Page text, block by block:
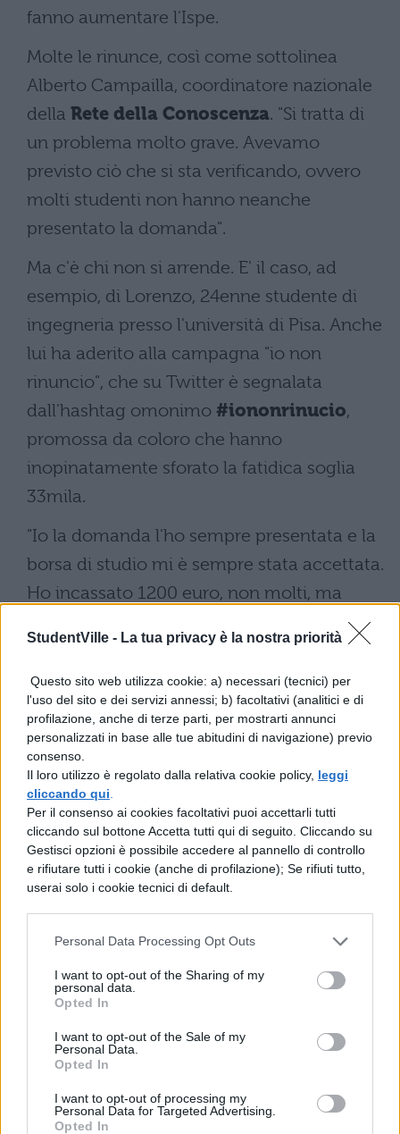
StudentVille - La tua privacy è la nostra priorità
Questo sito web utilizza cookie: a) necessari (tecnici) per
l'uso del sito e dei servizi annessi; b) facoltativi (analitici e di
profilazione, anche di terze parti, per mostrarti annunci
personalizzati in base alle tue abitudini di navigazione) previo
consenso.
Il loro utilizzo è regolato dalla relativa cookie policy, leggi
cliccando qui
Per il consenso ai cookies facoltativi puoi accettarli tutti
cliccando sul bottone Accetta tutti qui di seguito. Cliccando su
Gestisci opzioni è possibile accedere al pannello di controllo
e rifiutare tutti i cookie (anche di profilazione); Se rifiuti tutto,
userai solo i cookie tecnici di default.
Personal Data Processing Opt Outs
I want to opt-out of the Sharing of my
personal data.
Opted In
I want to opt-out of the Sale of my
Personal Data.
Opted In
I want to opt-out of processing my
Personal Data for Targeted Advertising.
Opted In
fanno aumentare l'Ispe.
Molte le rinunce, così come sottolinea
Alberto Campailla, coordinatore nazionale
della Rete della Conoscenza. "Si tratta di
un problema molto grave. Avevamo
previsto ciò che si sta verificando, ovvero
molti studenti non hanno neanche
presentato la domanda".
Ma c'è chi non si arrende. E' il caso, ad
esempio, di Lorenzo, 24enne studente di
ingegneria presso l'università di Pisa. Anche
lui ha aderito alla campagna "io non
rinuncio", che su Twitter è segnalata
dall'hashtag omonimo #iononrinucio,
promossa da coloro che hanno
inopinatamente sforato la fatidica soglia
33mila.
"Io la domanda l'ho sempre presentata e la
borsa di studio mi è sempre stata accettata.
Ho incassato 1200 euro, non molti, ma
sufficienti a comprare libri e peremettermi
qualche vizio", le parole di Lorenzo a La
Repubblica "Senza contare che con la borsa
di studio avevo accesso alla mensa, sia a
pranzo che a cena, e che avevo una stanza
gratis".
Quest'anno non c'è stato nulla da fare.
"Incredibile. Mi hanno fatto notare in
segreteria che il mioIsee, nonostante i
nuovi criteri, non era aumentato di molto.
La mia soglia Ispe, che è sempre stata a
quota 30mila, però quest'anno è di 37500.
E' stato uno smacco".
Per info sulle Tasse Universitarie clicca su:
Tasse Universitarie 2016, la guida
Esonero Tasse Universitarie